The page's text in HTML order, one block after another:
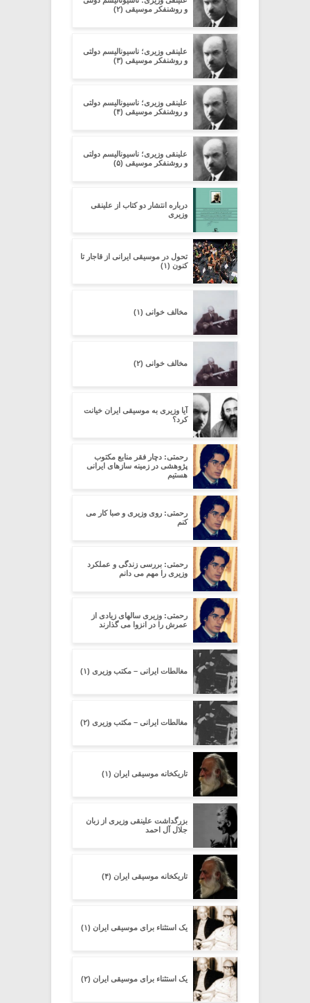
و روشنفکر موسیقی (۲)
علینقی وزیری؛ ناسیونالیسم دولتی
و روشنفکر موسیقی (۳)
علینقی وزیری؛ ناسیونالیسم دولتی
و روشنفکر موسیقی (۴)
علینقی وزیری؛ ناسیونالیسم دولتی
و روشنفکر موسیقی (۵)
درباره انتشار دو کتاب از علینقی
وزیری
تحول در موسیقی ایرانی از قاجار تا
کنون (۱)
مخالف خوانی (۱)
مخالف خوانی (۲)
آیا وزیری به موسیقی ایران خیانت
کرد؟
رحمتی: دچار فقر منابع مکتوب
پژوهشی در زمینه سازهای ایرانی
هستیم
رحمتی: روی وزیری و صبا کار می
کنم
رحمتی: بررسی زندگی و عملکرد
وزیری را مهم می دانم
رحمتی: وزیری سالهای زیادی از
عمرش را در انزوا می گذارند
مغالطات ایرانی – مکتب وزیری (۱)
مغالطات ایرانی – مکتب وزیری (۲)
تاریکخانه موسیقی ایران (۱)
بزرگداشت علینقی وزیری از زبان
جلال آل احمد
تاریکخانه موسیقی ایران (۴)
یک استثناء برای موسیقی ایران (۱)
یک استثناء برای موسیقی ایران (۲)